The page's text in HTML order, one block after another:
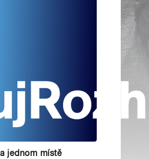
jednom místě